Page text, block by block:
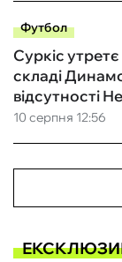
Футбол
10 серпня 12:56
Суркіс
складі
відсутності